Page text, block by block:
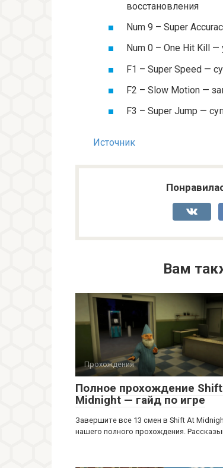
восстановления
Num 9 – Super
Num 0 – One Hit Kill
F1 – Super Speed —
F2 – Slow Motion —
F3 – Super Jump —
Источник
Вам
Прохождения
Полное прохождение
Midnight — гайд по игре
Завершите все 13 смен в Shift At
нашего полного прохождения.